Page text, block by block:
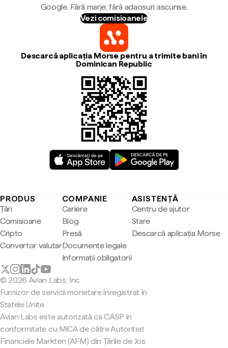
Google. Fără marje, fără adaosuri ascunse.
Vezi comisioanele
Descarcă aplicația Morse pentru a trimite bani în
Dominican Republic
PRODUS
Țări
Comisioane
Cripto
Convertor valutar
COMPANIE
Cariere
Blog
Presă
Documente legale
Informații obligatorii
ASISTENȚĂ
Centru de ajutor
Stare
Descarcă aplicația Morse
© 2026 Avian Labs, Inc
Furnizor de servicii monetare înregistrat în
Statele Unite
Avian Labs este autorizată ca CASP în
conformitate cu MiCA de către Autoriteit
Financiële Markten (AFM) din Țările de Jos